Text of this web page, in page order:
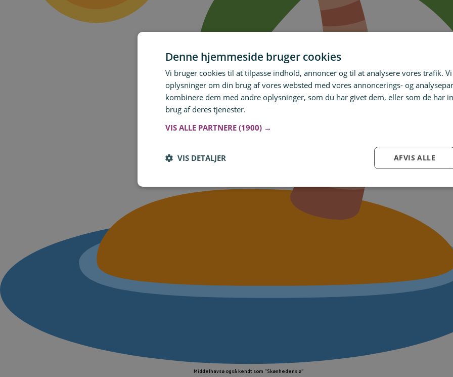
Middelhavsø også kendt som “Skønhedens ø”
Log ind for at gemme hvad der inspirerer dig
Denne hjemmeside bruger cookies
Vi bruger cookies til at tilpasse indhold, annoncer og til at analysere vores trafik.
oplysninger om din brug af vores websted med vores annoncerings- og
kombinere dem med andre oplysninger, som du har givet dem, eller som de har
brug af deres tjenester.
VIS ALLE PARTNERE (1900) →
AFVIS ALLE
VIS DETALJER